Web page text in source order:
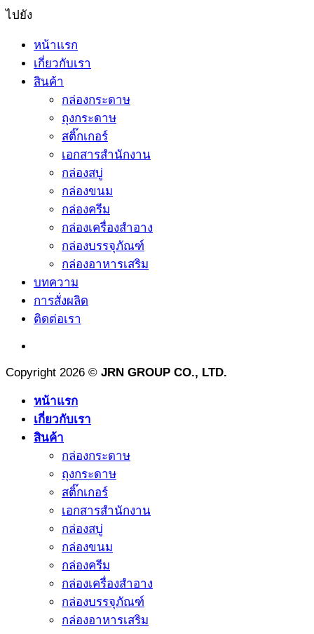
ไปยัง
หน้าแรก
เกี่ยวกับเรา
สินค้า
กล่องกระดาษ
ถุงกระดาษ
สติ๊กเกอร์
เอกสารสำนักงาน
กล่องสบู่
กล่องขนม
กล่องครีม
กล่องเครื่องสำอาง
กล่องบรรจุภัณฑ์
กล่องอาหารเสริม
บทความ
การสั่งผลิด
ติดต่อเรา
Copyright 2026 © JRN GROUP CO., LTD.
หน้าแรก
เกี่ยวกับเรา
สินค้า
กล่องกระดาษ
ถุงกระดาษ
สติ๊กเกอร์
เอกสารสำนักงาน
กล่องสบู่
กล่องขนม
กล่องครีม
กล่องเครื่องสำอาง
กล่องบรรจุภัณฑ์
กล่องอาหารเสริม